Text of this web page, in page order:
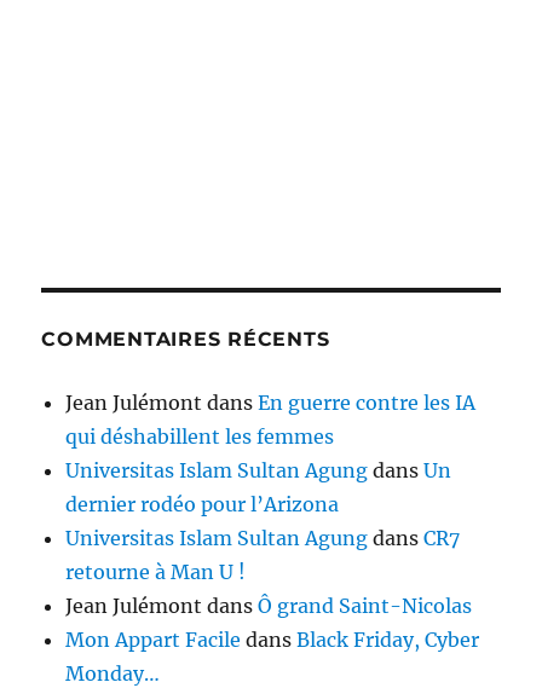
COMMENTAIRES RÉCENTS
Jean Julémont dansEn guerre contre les IA
qui déshabillent les femmes
Universitas Islam Sultan Agung dansUn
dernier rodéo pour l’Arizona
Universitas Islam Sultan Agung dansCR7
retourne à Man U !
Jean Julémont dansÔ grand Saint-Nicolas
Mon Appart Facile dansBlack Friday, Cyber
Monday…